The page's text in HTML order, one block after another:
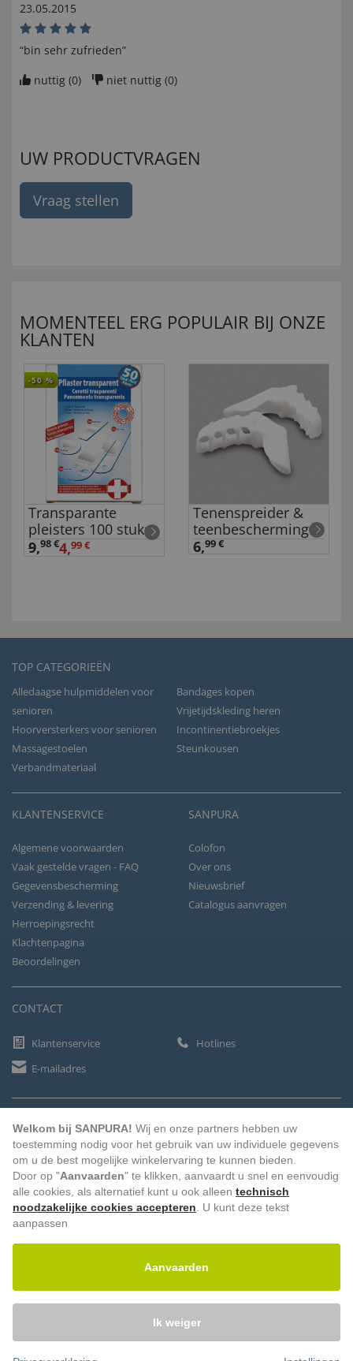
23.05.2015
“bin sehr zufrieden”
nuttig (0) niet nuttig (0)
UW PRODUCTVRAGEN
Vraag stellen
MOMENTEEL ERG POPULAIR BIJ ONZE
KLANTEN
-50 %
Transparante
pleisters 100 stuks
9,98 €4,99 €
Tenenspreider &
teenbescherming
6,99 €
TOP CATEGORIEËN
Alledaagse hulpmiddelen voor
senioren
Bandages kopen
Vrijetijdskleding heren
Hoorversterkers voor senioren
Incontinentiebroekjes
Massagestoelen
Steunkousen
Verbandmateriaal
KLANTENSERVICE
Algemene voorwaarden
Vaak gestelde vragen - FAQ
Gegevensbescherming
Verzending & levering
Herroepingsrecht
Klachtenpagina
Beoordelingen
SANPURA
Colofon
Over ons
Nieuwsbrief
Catalogus aanvragen
CONTACT
Klantenservice
Hotlines
E-mailadres
Vooruitbetaling Factuur Automatische afschrijving
Welkom bij SANPURA! Wij en onze partners hebben uw
toestemming nodig voor het gebruik van uw individuele gegevens
om u de best mogelijke winkelervaring te kunnen bieden.
Door op "Aanvaarden" te klikken, aanvaardt u snel en eenvoudig
alle cookies, als alternatief kunt u ook alleen technisch
noodzakelijke cookies accepteren . U kunt deze tekst
aanpassen
Aanvaarden
Ik weiger